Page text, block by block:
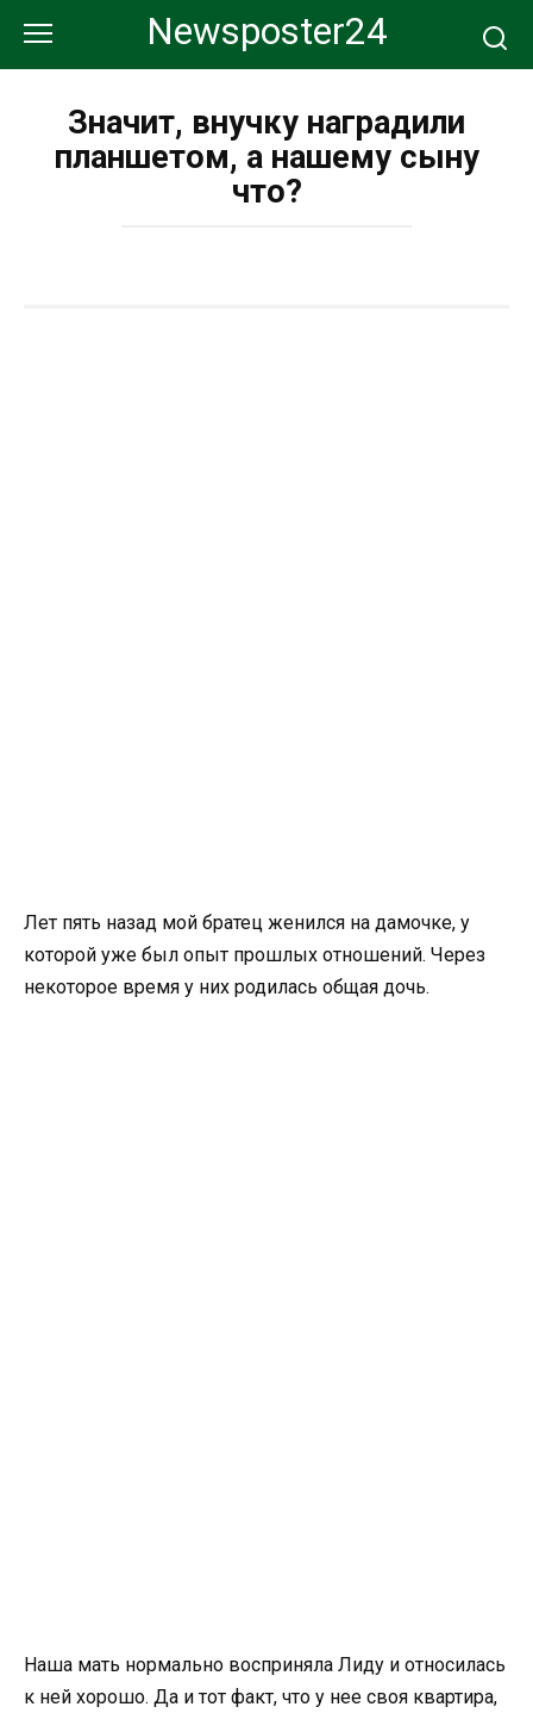
контенту
Newsposter24
Значит, внучку наградили
планшетом, а нашему сыну
что?
Лет пять назад мой братец женился на дамочке, у
которой уже был опыт прошлых отношений. Через
некоторое время у них родилась общая дочь.
Наша мать нормально восприняла Лиду и относилась
к ней хорошо. Да и тот факт, что у нее своя квартира,